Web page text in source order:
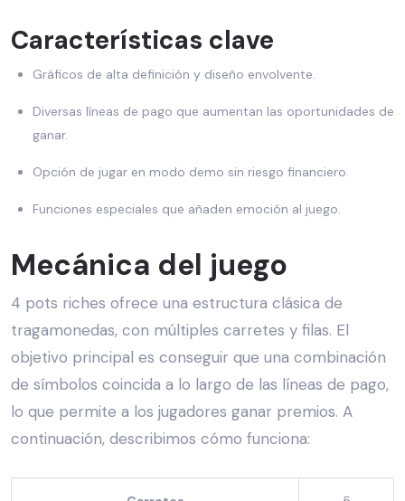
Características clave
Gráficos de alta definición y diseño envolvente.
Diversas líneas de pago que aumentan las oportunidades de
ganar.
Opción de jugar en modo demo sin riesgo financiero.
Funciones especiales que añaden emoción al juego.
Mecánica del juego
4 pots riches ofrece una estructura clásica de
tragamonedas, con múltiples carretes y filas. El
objetivo principal es conseguir que una combinación
de símbolos coincida a lo largo de las líneas de pago,
lo que permite a los jugadores ganar premios. A
continuación, describimos cómo funciona: